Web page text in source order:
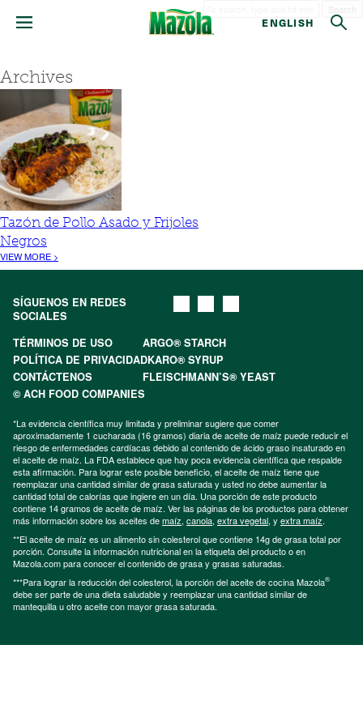
ENGLISH
Archives
Tazón de Pollo Asado y Frijoles
Negros
VIEW MORE >
SÍGUENOS EN REDES
SOCIALES
TÉRMINOS DE USO
ARGO® STARCH
POLÍTICA DE PRIVACIDADKARO® SYRUP
CONTÁCTENOS
FLEISCHMANN’S® YEAST
© ACH FOOD COMPANIES
*La evidencia científica muy limitada y preliminar sugiere que comer
aproximadamente 1 cucharada (16 gramos) diaria de aceite de maíz puede reducir el
riesgo de enfermedades cardíacas debido al contenido de ácido graso insaturado en
el aceite de maíz. La FDA establece que hay poca evidencia científica que respalde
esta afirmación. Para lograr este posible beneficio, el aceite de maíz tiene que
reemplazar una cantidad similar de grasa saturada y usted no debe aumentar la
cantidad total de calorías que ingiere en un día. Una porción de este producto
contiene 14 gramos de aceite de maíz. Ver las páginas de los productos para obtener
más información sobre los aceites demaíz, canola, extra vegetal, y extra maíz.
**El aceite de maíz es un alimento sin colesterol que contiene 14g de grasa total por
porción. Consulte la información nutricional en la etiqueta del producto o en
Mazola.com para conocer el contenido de grasa y grasas saturadas.
***Para lograr la reducción del colesterol, la porción del aceite de cocina Mazola®
debe ser parte de una dieta saludable y reemplazar una cantidad similar de
mantequilla u otro aceite con mayor grasa saturada.